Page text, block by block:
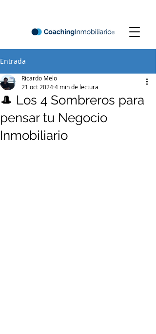
Entrada
🎩 Los 4 Sombreros para
pensar tu Negocio
Inmobiliario
Ricardo Melo
21 oct 20244 min de lectura